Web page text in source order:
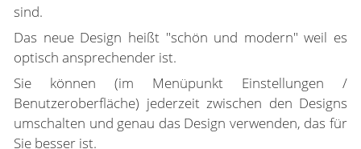
sind.
Das neue Design heißt "schön und modern" weil es
optisch ansprechender ist.
Sie können (im Menüpunkt Einstellungen /
Benutzeroberfläche) jederzeit zwischen den Designs
umschalten und genau das Design verwenden, das für
Sie besser ist.